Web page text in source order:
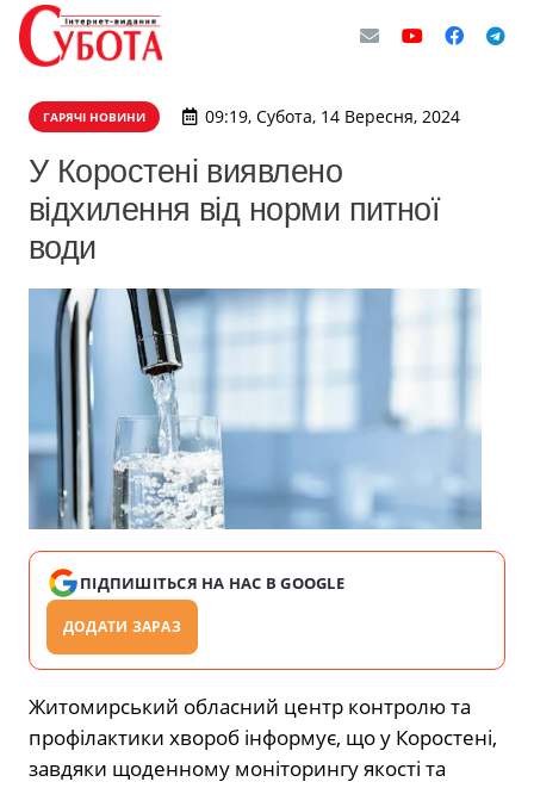
ГАРЯЧІ НОВИНИ 09:19, Субота, 14 Вересня, 2024
У Коростені виявлено
відхилення від норми питної
води
ПІДПИШІТЬСЯ НА НАС В GOOGLE
ДОДАТИ ЗАРАЗ
Житомирський обласний центр контролю та
профілактики хвороб інформує, що у Коростені,
завдяки щоденному моніторингу якості та